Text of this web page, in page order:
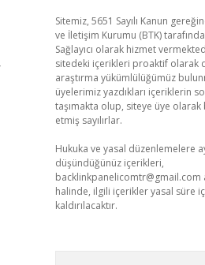
Sitemiz, 5651 Sayılı Kanun
ve İletişim Kurumu (BTK)
Sağlayıcı olarak hizmet
sitedeki içerikleri proaktif olarak
araştırma yükümlülüğümüz
üyelerimiz yazdıkları içeriklerin
taşımakta olup, siteye üye
etmiş sayılırlar.
Hukuka ve yasal düzenlemelere
düşündüğünüz içerikleri,
backlinkpanelicomtr@gmail.com
halinde, ilgili içerikler yasal süre
kaldırılacaktır.